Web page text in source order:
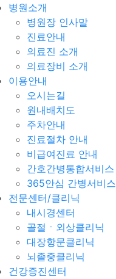
병원소개
병원장 인사말
진료안내
의료진 소개
의료장비 소개
이용안내
오시는길
원내배치도
주차안내
진료절차 안내
비급여진료 안내
간호간병통합서비스
365안심 간병서비스
전문센터/클리닉
내시경센터
골절ㆍ외상클리닉
대장항문클리닉
뇌졸중클리닉
건강증진센터